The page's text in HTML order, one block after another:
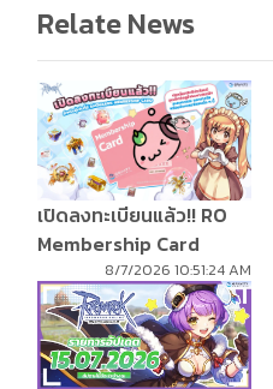
Relate News
เปิดลงทะเบียนแล้ว!! RO
Membership Card
8/7/2026 10:51:24 AM